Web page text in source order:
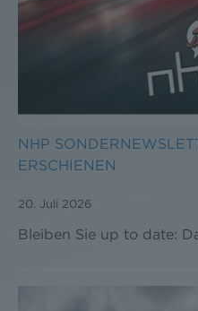
NHP
ERSCHIENEN
20. Juli 2026
Bleiben Sie up to date: